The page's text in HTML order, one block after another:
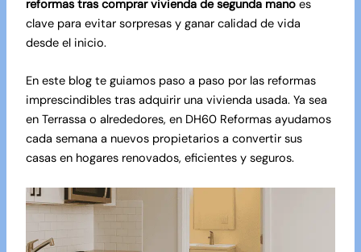
reformas tras comprar vivienda de segunda manoes
clave para evitar sorpresas y ganar calidad de vida
desde el inicio.
En este blog te guiamos paso a paso por las reformas
imprescindibles tras adquirir una vivienda usada. Ya sea
en Terrassa o alrededores, en DH60 Reformasayudamos
cada semana a nuevos propietarios a convertir sus
casas en hogares renovados, eficientes y seguros.